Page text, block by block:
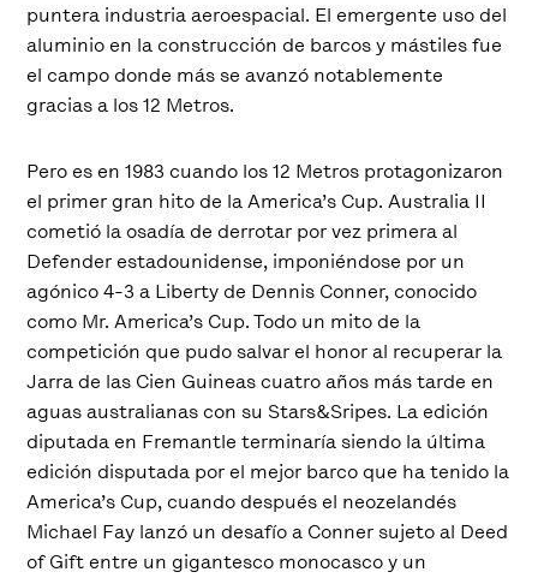
puntera industria aeroespacial. El emergente uso del
aluminio en la construcción de barcos y mástiles fue
el campo donde más se avanzó notablemente
gracias a los 12 Metros.
Pero es en 1983 cuando los 12 Metros protagonizaron
el primer gran hito de la America’s Cup. Australia II
cometió la osadía de derrotar por vez primera al
Defender estadounidense, imponiéndose por un
agónico 4-3 a Liberty de Dennis Conner, conocido
como Mr. America’s Cup. Todo un mito de la
competición que pudo salvar el honor al recuperar la
Jarra de las Cien Guineas cuatro años más tarde en
aguas australianas con su Stars&Sripes. La edición
diputada en Fremantle terminaría siendo la última
edición disputada por el mejor barco que ha tenido la
America’s Cup, cuando después el neozelandés
Michael Fay lanzó un desafío a Conner sujeto al Deed
of Gift entre un gigantesco monocasco y un